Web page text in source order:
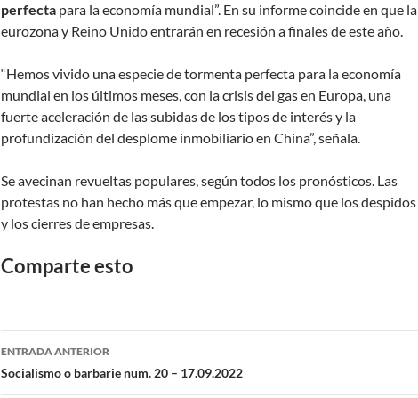
perfecta para la economía mundial”. En su informe coincide en que la
eurozona y Reino Unido entrarán en recesión a finales de este año.
“Hemos vivido una especie de tormenta perfecta para la economía
mundial en los últimos meses, con la crisis del gas en Europa, una
fuerte aceleración de las subidas de los tipos de interés y la
profundización del desplome inmobiliario en China”, señala.
Se avecinan revueltas populares, según todos los pronósticos. Las
protestas no han hecho más que empezar, lo mismo que los despidos
y los cierres de empresas.
Comparte esto
Navegación
ENTRADA ANTERIOR
Socialismo o barbarie num. 20 – 17.09.2022